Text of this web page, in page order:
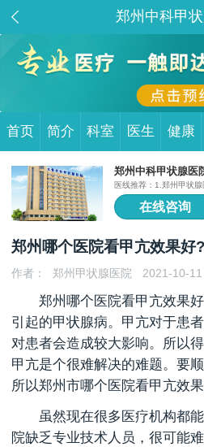
郑州中科甲
首页 简介 科室 医生 健康
郑州中科甲状腺医
医线推荐：1.郑州甲状腺
在线咨询
郑州哪个医院看甲亢效果好?
作者： 郑州甲状腺医院 2021-10-
郑州哪个医院看甲亢效果好
引起的甲状腺病。甲亢对于患
对患者会造成较大影响。所以
甲亢是个很难解决的难题。要
所以郑州市哪个医院看甲亢效
虽然现在很多医疗机构都
院缺乏专业技术人员，很可能